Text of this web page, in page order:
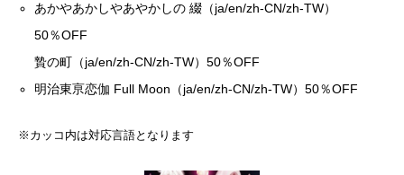
あかやあかしやあやかしの 綴（ja/en/zh-CN/zh-TW）
50％OFF
贄の町（ja/en/zh-CN/zh-TW）50％OFF
明治東亰恋伽 Full Moon（ja/en/zh-CN/zh-TW）50％OFF
※カッコ内は対応言語となります